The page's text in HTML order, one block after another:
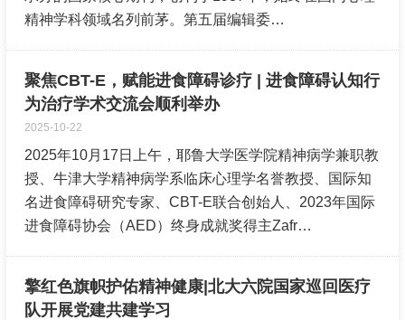
精神学科领域名列前茅。第五届编辑委…
2025-10-22
聚焦CBT-E，赋能进食障碍诊疗 | 进食障碍认知行
为治疗学术交流会顺利举办
2025年10月17日上午，耶鲁大学医学院精神病学兼职教
授、牛津大学精神病学系临床心理学名誉教授、国际知
名进食障碍研究专家、CBT-E联合创始人、2023年国际
进食障碍协会（AED）终身成就奖得主Zafr…
擎红色旗帜护佑精神健康|北大六院国家巡回医疗
队开展党建共建学习